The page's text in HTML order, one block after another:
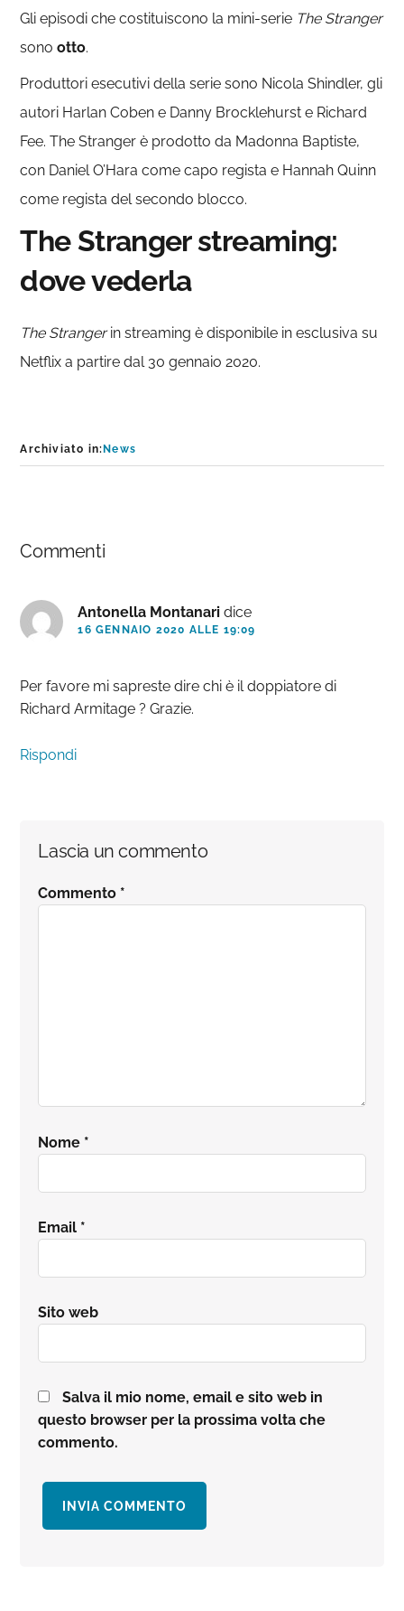
Gli episodi che costituiscono la mini-serie The Stranger
sonootto.
Produttori esecutivi della serie sono Nicola Shindler, gli
autori Harlan Coben e Danny Brocklehurst e Richard
Fee. The Stranger è prodotto da Madonna Baptiste,
con Daniel O’Hara come capo regista e Hannah Quinn
come regista del secondo blocco.
The Stranger streaming:
dove vederla
The Strangerin streaming è disponibile in esclusiva su
Netflix a partire dal 30 gennaio 2020.
Archiviato in: News
del
lettore
Commenti
Antonella Montanari dice
16 GENNAIO 2020 ALLE 19:09
Per favore mi sapreste dire chi è il doppiatore di
Richard Armitage ? Grazie.
Rispondi
Lascia un commento
Commento *
Nome *
Email *
Sito web
Salva il mio nome, email e sito web in
questo browser per la prossima volta che
commento.